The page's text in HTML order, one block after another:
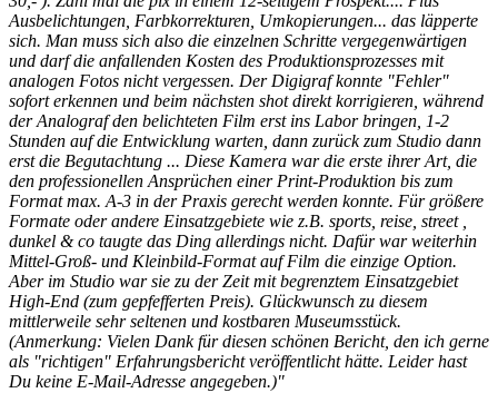
Ausbelichtungen, Farbkorrekturen, Umkopierungen... das läpperte
sich. Man muss sich also die einzelnen Schritte vergegenwärtigen
und darf die anfallenden Kosten des Produktionsprozesses mit
analogen Fotos nicht vergessen. Der Digigraf konnte "Fehler"
sofort erkennen und beim nächsten shot direkt korrigieren, während
der Analograf den belichteten Film erst ins Labor bringen, 1-2
Stunden auf die Entwicklung warten, dann zurück zum Studio dann
erst die Begutachtung ... Diese Kamera war die erste ihrer Art, die
den professionellen Ansprüchen einer Print-Produktion bis zum
Format max. A-3 in der Praxis gerecht werden konnte. Für größere
Formate oder andere Einsatzgebiete wie z.B. sports, reise, street ,
dunkel & co taugte das Ding allerdings nicht. Dafür war weiterhin
Mittel-Groß- und Kleinbild-Format auf Film die einzige Option.
Aber im Studio war sie zu der Zeit mit begrenztem Einsatzgebiet
High-End (zum gepfefferten Preis). Glückwunsch zu diesem
mittlerweile sehr seltenen und kostbaren Museumsstück.
(Anmerkung: Vielen Dank für diesen schönen Bericht, den ich gerne
als "richtigen" Erfahrungsbericht veröffentlicht hätte. Leider hast
Du keine E-Mail-Adresse angegeben.)"